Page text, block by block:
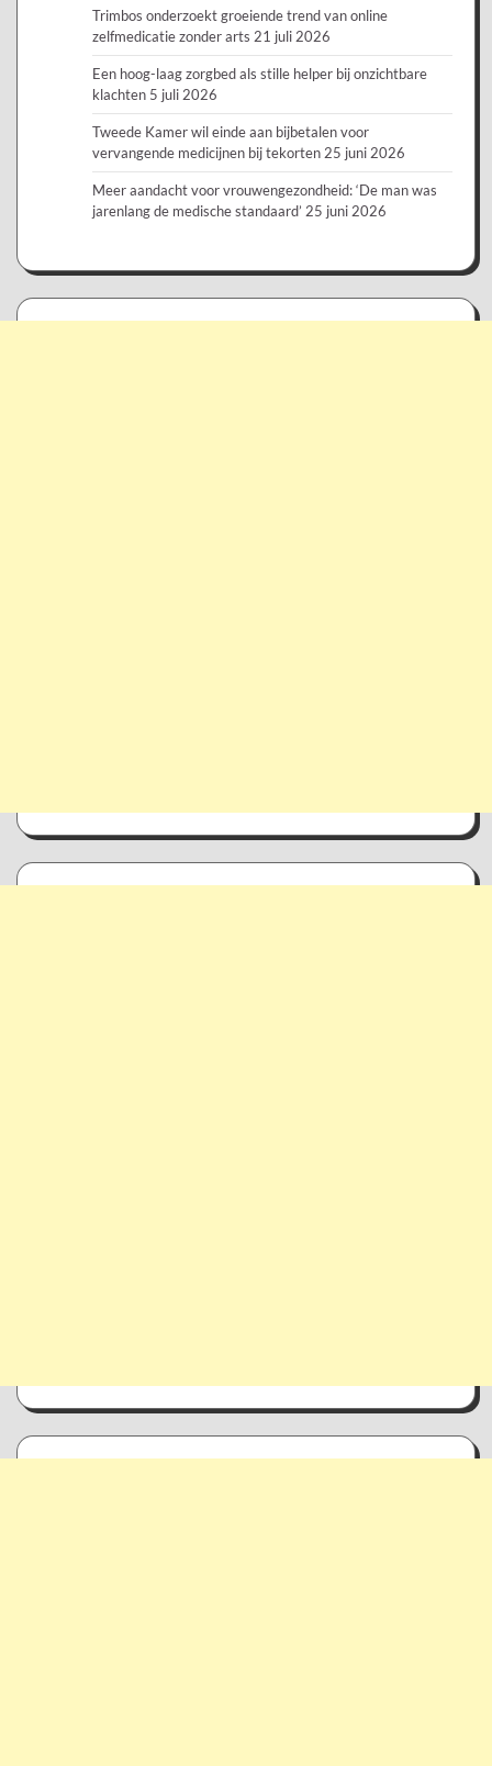
Trimbos onderzoekt groeiende trend van online
zelfmedicatie zonder arts 21 juli 2026
Een hoog-laag zorgbed als stille helper bij onzichtbare
klachten 5 juli 2026
Tweede Kamer wil einde aan bijbetalen voor
vervangende medicijnen bij tekorten 25 juni 2026
Meer aandacht voor vrouwengezondheid: ‘De man was
jarenlang de medische standaard’ 25 juni 2026